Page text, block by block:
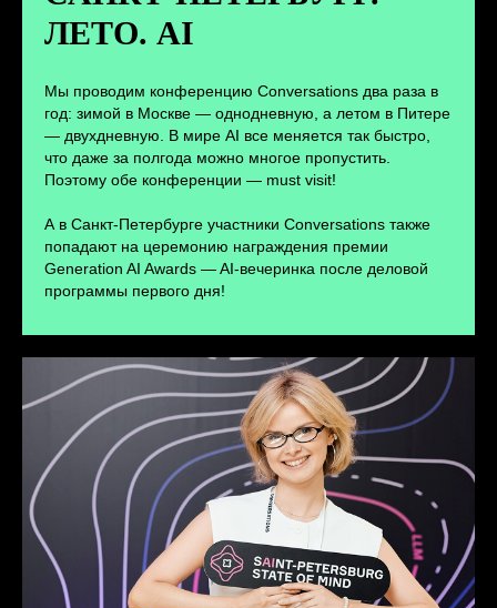
ЛЕТО. AI
Мы проводим конференцию Conversations два раза в
год: зимой в Москве — однодневную, а летом в Питере
— двухдневную. В мире AI все меняется так быстро,
что даже за полгода можно многое пропустить.
Поэтому обе конференции — must visit!
А в Санкт-Петербурге участники Conversations также
попадают на церемонию награждения премии
Generation AI Awards — AI-вечеринка после деловой
программы первого дня!